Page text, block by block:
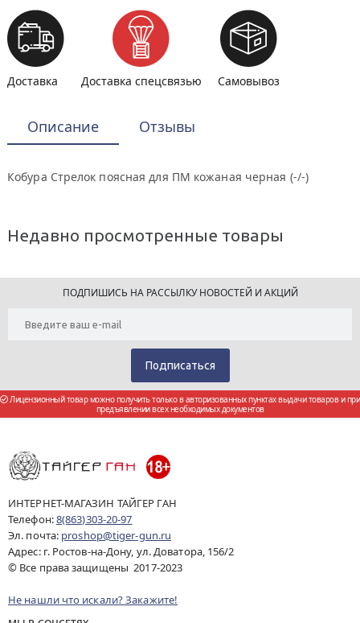
Доставка Доставка спецсвязью Самовывоз
Описание Отзывы
Кобура Стрелок поясная для ПМ кожаная черная (-/-)
Недавно просмотренные товары
ПОДПИШИСЬ НА РАССЫЛКУ НОВОСТЕЙ И АКЦИЙ
Лицензионный товар можно получить только в авторизованных пунктах выдачи товаров и при
предъявлении всех необходимых документов
ИНТЕРНЕТ-МАГАЗИН ТАЙГЕР ГАН
Телефон:8(863)303-20-97
Эл. почта: proshop@tiger-gun.ru
Адрес: г. Ростов-на-Дону, ул. Доватора, 156/2
© Все права защищены 2017-2023
Не нашли что искали? Закажите!